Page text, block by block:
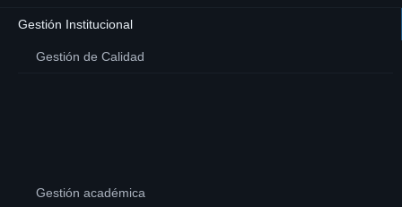
Gestión Institucional
Gestión de Calidad
Gestión académica